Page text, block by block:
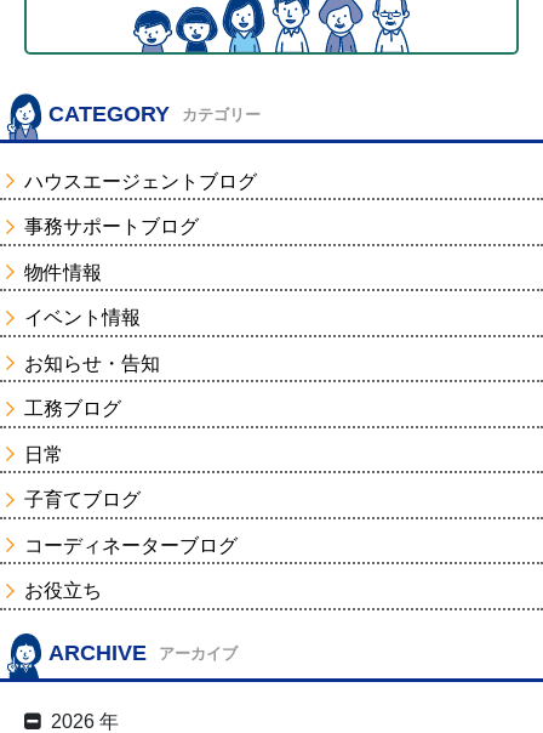
CATEGORY カテゴリー
ハウスエージェントブログ
事務サポートブログ
物件情報
イベント情報
お知らせ・告知
工務ブログ
日常
子育てブログ
コーディネーターブログ
お役立ち
ARCHIVE アーカイブ
2026 年